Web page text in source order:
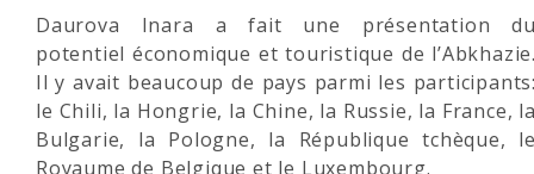
Daurova Inara a fait une présentation
potentiel économique et touristique de
Il y avait beaucoup de pays parmi les
le Chili, la Hongrie, la Chine, la Russie, la France,
Bulgarie, la Pologne, la République tchèque,
Royaume de Belgique et le Luxembourg.